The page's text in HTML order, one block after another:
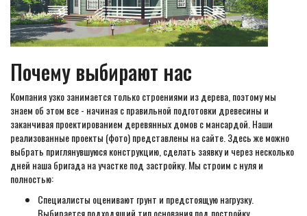
Почему выбирают нас
Компания узко занимается только строениями из дерева, поэтому мы
знаем об этом все - начиная с правильной подготовки древесины и
заканчивая проектированием деревянных домов с мансардой. Наши
реализованные проекты (фото) представлены на сайте. Здесь же можно
выбрать приглянувшуюся конструкцию, сделать заявку и через несколько
дней наша бригада на участке под застройку. Мы строим с нуля и
полностью:
Специалисты оценивают грунт и предстоящую нагрузку.